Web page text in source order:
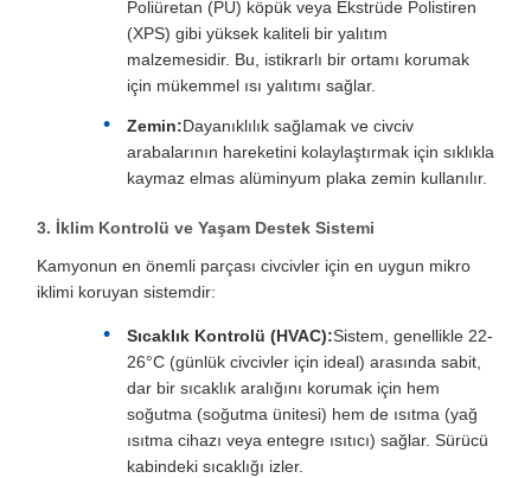
Poliüretan (PU) köpük veya Ekstrüde Polistiren
(XPS) gibi yüksek kaliteli bir yalıtım
malzemesidir. Bu, istikrarlı bir ortamı korumak
için mükemmel ısı yalıtımı sağlar.
Zemin:Dayanıklılık sağlamak ve civciv
arabalarının hareketini kolaylaştırmak için sıklıkla
kaymaz elmas alüminyum plaka zemin kullanılır.
3. İklim Kontrolü ve Yaşam Destek Sistemi
Kamyonun en önemli parçası civcivler için en uygun mikro
iklimi koruyan sistemdir:
Sıcaklık Kontrolü (HVAC):Sistem, genellikle 22-
26°C (günlük civcivler için ideal) arasında sabit,
dar bir sıcaklık aralığını korumak için hem
soğutma (soğutma ünitesi) hem de ısıtma (yağ
ısıtma cihazı veya entegre ısıtıcı) sağlar. Sürücü
kabindeki sıcaklığı izler.